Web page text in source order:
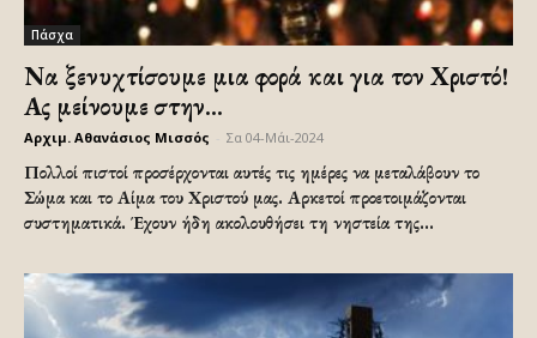
Πάσχα
Να ξενυχτίσουμε μια φορά και για τον Χριστό!
Ας μείνουμε στην...
Αρχιμ. Αθανάσιος Μισσός Σα 04-Μάι-2024
Πολλοί πιστοί προσέρχονται αυτές τις ημέρες να μεταλάβουν το
Σώμα και το Αίμα του Χριστού μας. Αρκετοί προετοιμάζονται
συστηματικά. Έχουν ήδη ακολουθήσει τη νηστεία της...